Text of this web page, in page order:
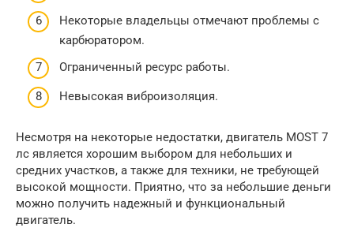
Некоторые владельцы отмечают проблемы с
карбюратором.
Ограниченный ресурс работы.
Невысокая виброизоляция.
Несмотря на некоторые недостатки, двигатель MOST 7
лс является хорошим выбором для небольших и
средних участков, а также для техники, не требующей
высокой мощности. Приятно, что за небольшие деньги
можно получить надежный и функциональный
двигатель.